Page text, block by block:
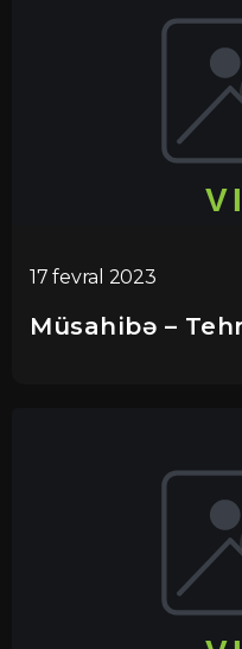
17 fevral 2023
Müsahibə –